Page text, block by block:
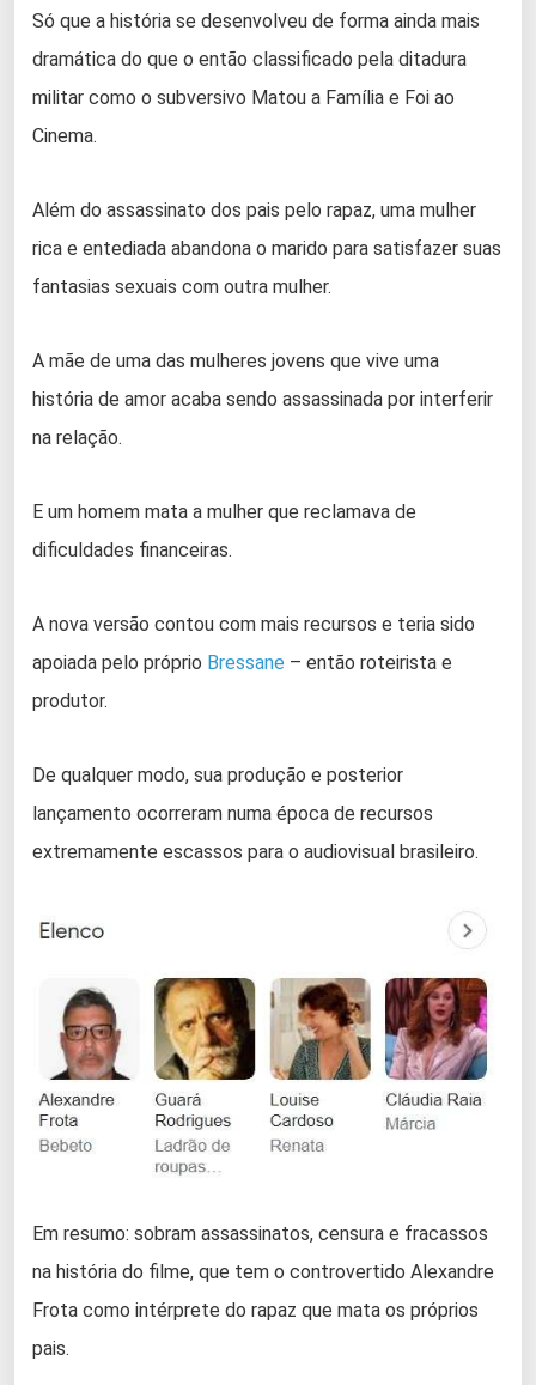
Só que a história se desenvolveu de forma ainda mais
dramática do que o então classificado pela ditadura
militar como o subversivo Matou a Família e Foi ao
Cinema.
Além do assassinato dos pais pelo rapaz, uma mulher
rica e entediada abandona o marido para satisfazer suas
fantasias sexuais com outra mulher.
A mãe de uma das mulheres jovens que vive uma
história de amor acaba sendo assassinada por interferir
na relação.
E um homem mata a mulher que reclamava de
dificuldades financeiras.
A nova versão contou com mais recursos e teria sido
apoiada pelo próprio Bressane – então roteirista e
produtor.
De qualquer modo, sua produção e posterior
lançamento ocorreram numa época de recursos
extremamente escassos para o audiovisual brasileiro.
Em resumo: sobram assassinatos, censura e fracassos
na história do filme, que tem o controvertido Alexandre
Frota como intérprete do rapaz que mata os próprios
pais.